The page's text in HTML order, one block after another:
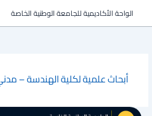
المحتوى
الواحة الأكاديمية للجامعة الوطنية الخاصة
أبحاث علمية لكلية الهندسة –
بحث